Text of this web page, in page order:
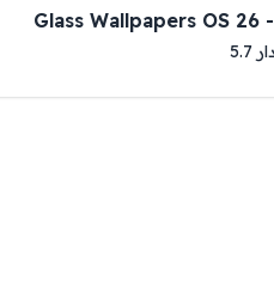
Glass Wallpapers OS 26
5.7